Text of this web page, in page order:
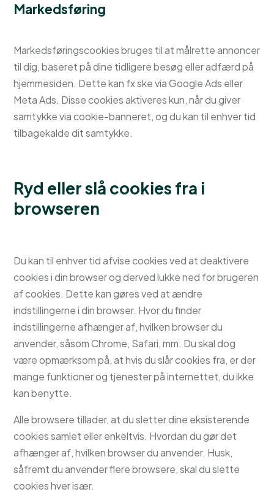
Markedsføring
Markedsføringscookies bruges til at målrette annoncer
til dig, baseret på dine tidligere besøg eller adfærd på
hjemmesiden. Dette kan fx ske via Google Ads eller
Meta Ads. Disse cookies aktiveres kun, når du giver
samtykke via cookie-banneret, og du kan til enhver tid
tilbagekalde dit samtykke.
Ryd eller slå cookies fra i
browseren
Du kan til enhver tid afvise cookies ved at deaktivere
cookies i din browser og derved lukke ned for brugeren
af cookies. Dette kan gøres ved at ændre
indstillingerne i din browser. Hvor du finder
indstillingerne afhænger af, hvilken browser du
anvender, såsom Chrome, Safari, mm. Du skal dog
være opmærksom på, at hvis du slår cookies fra, er der
mange funktioner og tjenester på internettet, du ikke
kan benytte.
Alle browsere tillader, at du sletter dine eksisterende
cookies samlet eller enkeltvis. Hvordan du gør det
afhænger af, hvilken browser du anvender. Husk,
såfremt du anvender flere browsere, skal du slette
cookies hver især.